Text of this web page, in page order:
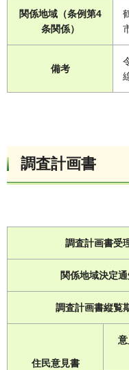
関係地域（条例第4
条関係）
備考
調査計画書
調査計画書受
関係地域決定
調査計画書縦覧
住民意見書